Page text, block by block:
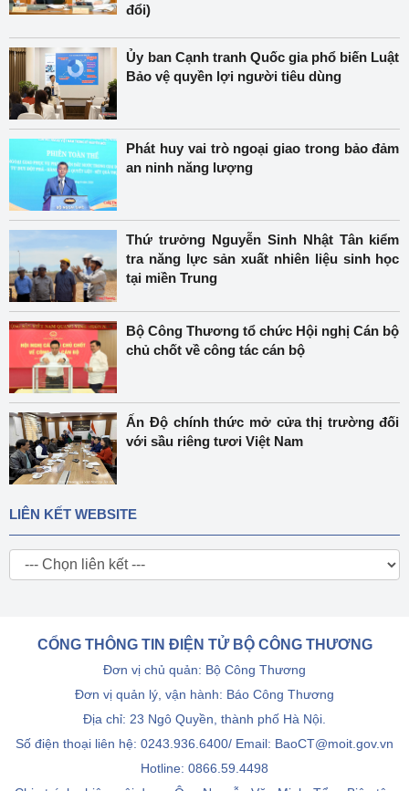
đổi)
Ủy ban Cạnh tranh Quốc gia phổ biến Luật
Bảo vệ quyền lợi người tiêu dùng
Phát huy vai trò ngoại giao trong bảo đảm
an ninh năng lượng
Thứ trưởng Nguyễn Sinh Nhật Tân kiểm
tra năng lực sản xuất nhiên liệu sinh học
tại miền Trung
Bộ Công Thương tổ chức Hội nghị Cán bộ
chủ chốt về công tác cán bộ
Ấn Độ chính thức mở cửa thị trường đối
với sầu riêng tươi Việt Nam
LIÊN KẾT WEBSITE
CỔNG THÔNG TIN ĐIỆN TỬ BỘ CÔNG THƯƠNG
Đơn vị chủ quản: Bộ Công Thương
Đơn vị quản lý, vận hành: Báo Công Thương
Địa chỉ: 23 Ngô Quyền, thành phố Hà Nội.
Số điện thoại liên hệ: 0243.936.6400/ Email: BaoCT@moit.gov.vn
Hotline: 0866.59.4498